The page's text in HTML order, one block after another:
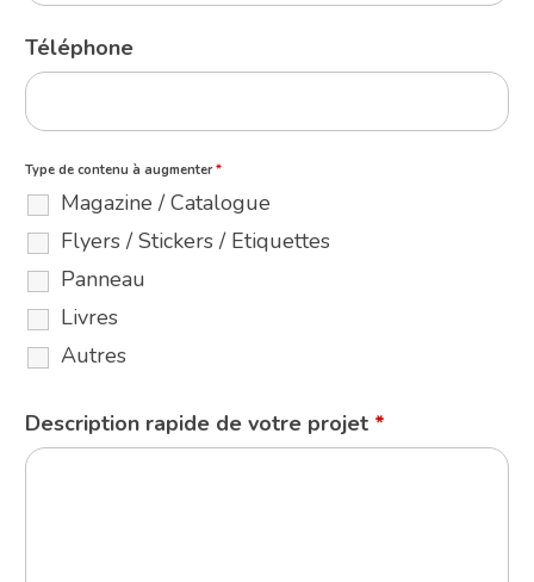
Téléphone
Type de contenu à augmenter*
Magazine / Catalogue
Flyers / Stickers / Etiquettes
Panneau
Livres
Autres
Description rapide de votre projet *